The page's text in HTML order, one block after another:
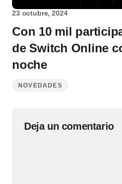
23 octubre, 2024
Con 10 mil
de Switch Online
noche
NOVEDADES
Deja un comentario